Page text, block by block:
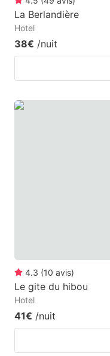
La Berlandière
Hotel
38€ /nuit
4.3 (10 avis)
Le gite du hibou
Hotel
41€ /nuit